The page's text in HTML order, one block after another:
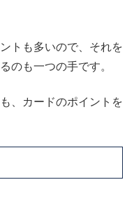
トも多いので、それを
のも一つの手です。
、カードのポイントを